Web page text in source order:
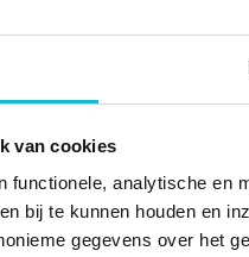
van cookies
functionele, analytische en
bij te kunnen houden en
gegevens over het